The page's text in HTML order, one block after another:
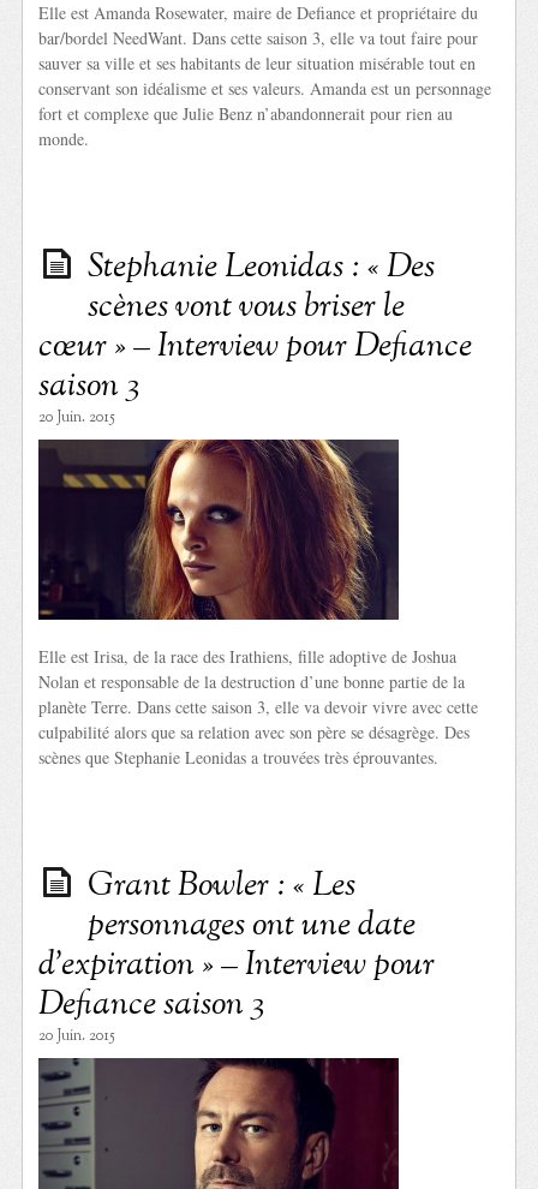
Elle est Amanda Rosewater, maire de Defiance et propriétaire du
bar/bordel NeedWant. Dans cette saison 3, elle va tout faire pour
sauver sa ville et ses habitants de leur situation misérable tout en
conservant son idéalisme et ses valeurs. Amanda est un personnage
fort et complexe que Julie Benz n’abandonnerait pour rien au
monde.
Stephanie Leonidas : « Des
scènes vont vous briser le
cœur » – Interview pour Defiance
saison 3
20 Juin. 2015
Elle est Irisa, de la race des Irathiens, fille adoptive de Joshua
Nolan et responsable de la destruction d’une bonne partie de la
planète Terre. Dans cette saison 3, elle va devoir vivre avec cette
culpabilité alors que sa relation avec son père se désagrège. Des
scènes que Stephanie Leonidas a trouvées très éprouvantes.
Grant Bowler : « Les
personnages ont une date
d’expiration » – Interview pour
Defiance saison 3
20 Juin. 2015